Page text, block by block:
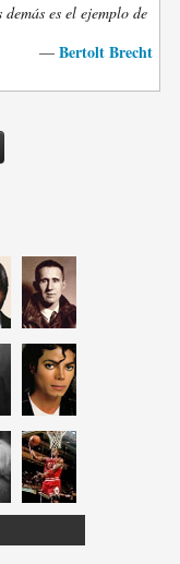
es el ejemplo de
— Bertolt Brecht